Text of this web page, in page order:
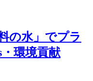
の水」でプラ
環境貢献